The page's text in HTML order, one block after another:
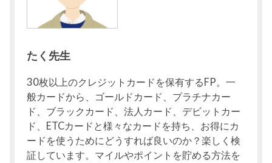
たく先生
30枚以上のクレジットカードを保有するFP。一
般カードから、ゴールドカード、プラチナカー
ド、ブラックカード、法人カード、デビットカー
ド、ETCカードと様々なカードを持ち、お得にカ
ードを使うためにどうすれば良いのか？楽しく検
証しています。マイルやポイントを貯める方法を